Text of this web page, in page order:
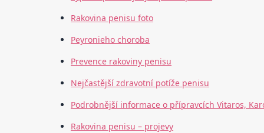
Rakovina penisu foto
Peyronieho choroba
Prevence rakoviny penisu
Nejčastější zdravotní potíže penisu
Podrobnější informace o přípravcích Vitaros,
Rakovina penisu – projevy